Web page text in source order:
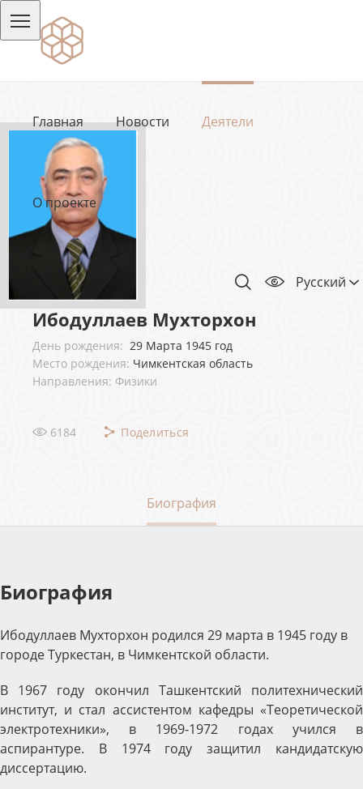
Главная Новости Деятели
О проекте
Русский
Ибодуллаев Мухторхон
День рождения: 29 Марта 1945 год
Место рождения: Чимкентская область
Направления: Физики
6184 Поделиться
Биография
Биография
Ибодуллаев Мухторхон родился 29 марта в 1945 году в
городе Туркестан, в Чимкентской области.
В 1967 году окончил Ташкентский политехнический
институт, и стал ассистентом кафедры «Теоретической
электротехники», в 1969-1972 годах учился в
аспирантуре. В 1974 году защитил кандидатскую
диссертацию.